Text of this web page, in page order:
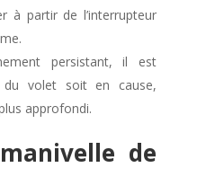
à partir de l’interrupteur
persistant, il est
volet soit en cause,
approfondi.
de